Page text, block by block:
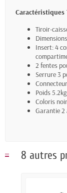
Caractéristiques
Tiroir-
Insert: 4
2 fentes
Serrure 3
Poids 5.2kg
Coloris
Garantie
8 autres